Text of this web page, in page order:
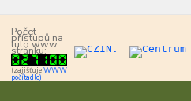
Počet
přístupů na
tuto www
stránku:
(zajišťujeWWW
počítadlo)